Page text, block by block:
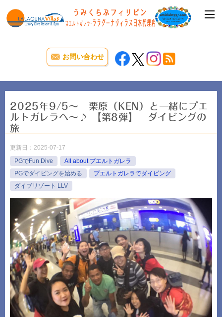
お問い合わせ
2025年9/5～ 栗原（KEN）と一緒にプエ
ルトガレラへ～♪ 【第8弾】 ダイビングの
旅
更新日： 2025-07-17
PGでFun Dive
All about プエルトガレラ
PGでダイビングを始める
プエルトガレラでダイビング
ダイブリゾート LLV